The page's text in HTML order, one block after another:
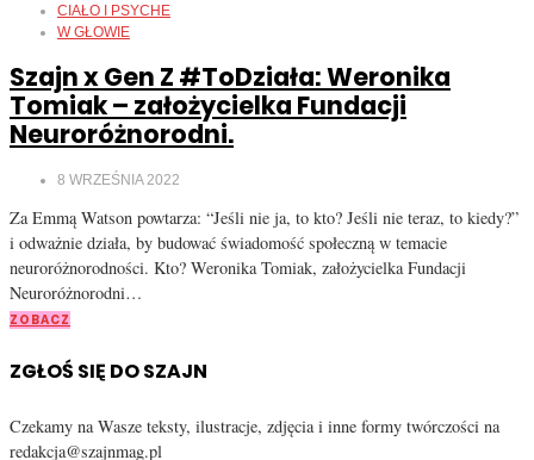
CIAŁO I PSYCHE
W GŁOWIE
Szajn x Gen Z #ToDziała: Weronika
Tomiak – założycielka Fundacji
Neuroróżnorodni.
8 WRZEŚNIA 2022
Za Emmą Watson powtarza: “Jeśli nie ja, to kto? Jeśli nie teraz, to kiedy?”
i odważnie działa, by budować świadomość społeczną w temacie
neuroróżnorodności. Kto? Weronika Tomiak, założycielka Fundacji
Neuroróżnorodni…
ZOBACZ
ZGŁOŚ SIĘ DO SZAJN
Czekamy na Wasze teksty, ilustracje, zdjęcia i inne formy twórczości na
redakcja@szajnmag.pl